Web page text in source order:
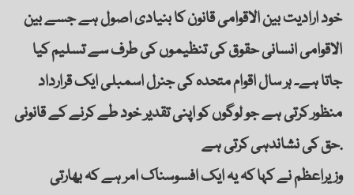
خود ارادیت بین الاقوامی قانون کا بنیادی اصول ہے جسے بین
الاقوامی انسانی حقوق کی تنظیموں کی طرف سے تسلیم کیا
جاتا ہے۔ ہر سال اقوام متحدہ کی جنرل اسمبلی ایک قرارداد
منظور کرتی ہے جو لوگوں کو اپنی تقدیر خود طے کرنے کے قانونی
حق کی نشاندہی کرتی ہے.
وزیراعظم نے کہا کہ یہ ایک افسوسناک امر ہے کہ بھارتی